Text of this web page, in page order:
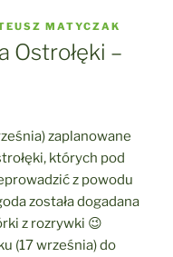
MATYCZAK
Ostrołęki –
zaplanowane
których pod
z powodu
została dogadana
z rozrywki 😉
(17 września) do